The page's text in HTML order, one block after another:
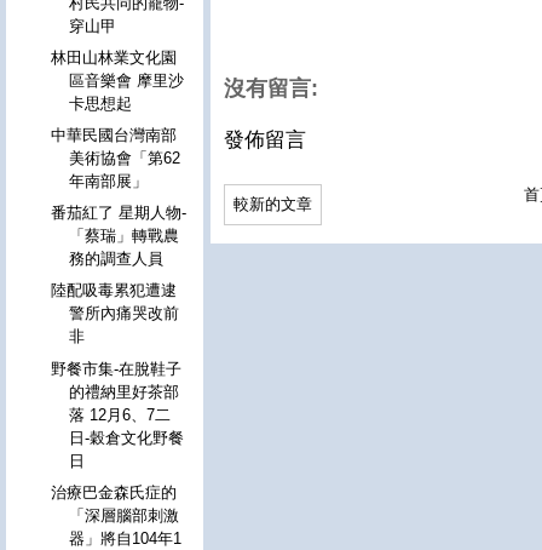
沒有留言:
發佈留言
較新的文章
穿山甲
林田山林業文化園
區音樂會 摩里沙
卡思想起
中華民國台灣南部
美術協會「第62
年南部展」
番茄紅了 星期人物-
「蔡瑞」轉戰農
務的調查人員
陸配吸毒累犯遭逮
警所內痛哭改前
非
野餐市集-在脫鞋子
的禮納里好茶部
落 12月6、7二
日-穀倉文化野餐
日
治療巴金森氏症的
「深層腦部刺激
器」將自104年1